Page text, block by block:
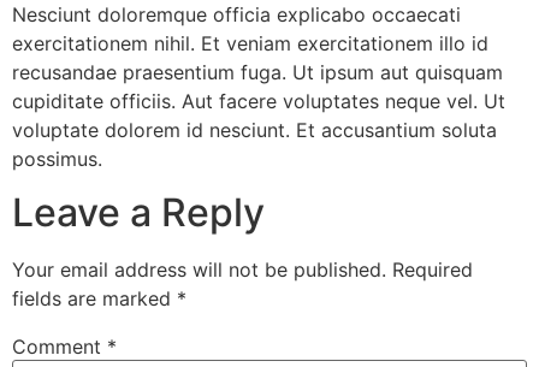
Nesciunt doloremque officia explicabo occaecati
exercitationem nihil. Et veniam exercitationem illo id
recusandae praesentium fuga. Ut ipsum aut quisquam
cupiditate officiis. Aut facere voluptates neque vel. Ut
voluptate dolorem id nesciunt. Et accusantium soluta
possimus.
Leave a Reply
Your email address will not be published. Required
fields are marked *
Comment *